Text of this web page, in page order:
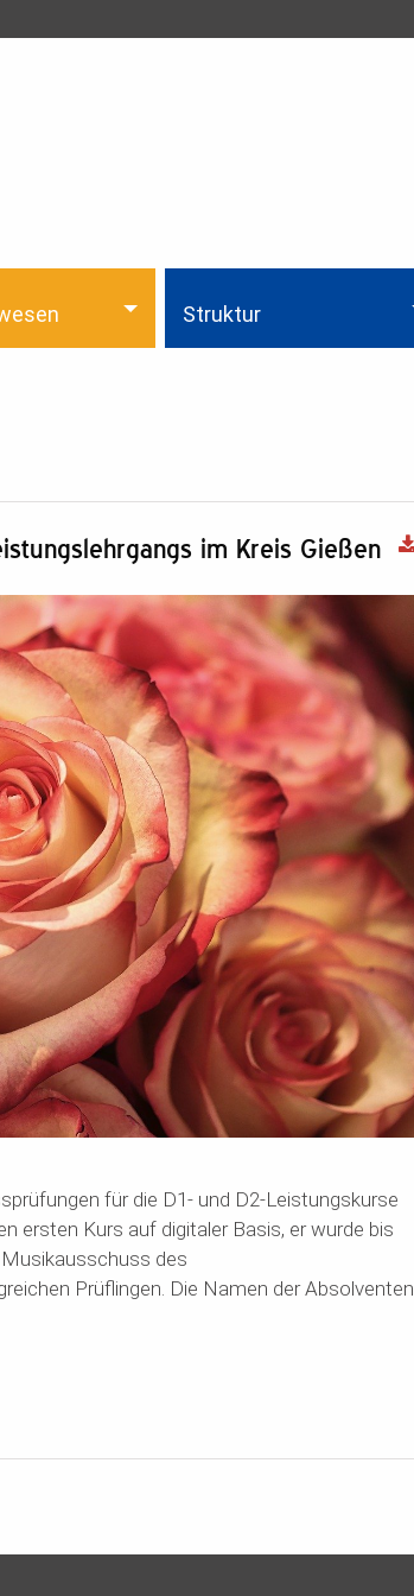
Struktur
im Kreis Gießen
für die D1- und D2-Leistungskurse
ersten Kurs auf digitaler Basis, er wurde bis
des
Prüflingen. Die Namen der Absolventen